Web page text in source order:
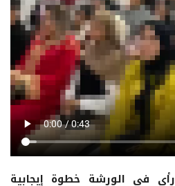
رأى في الورشة خطوة إيجابية